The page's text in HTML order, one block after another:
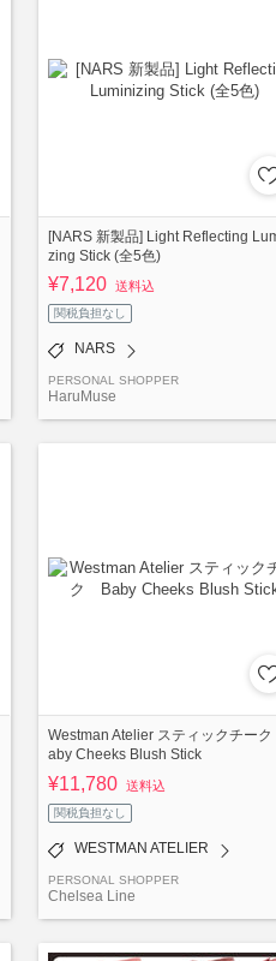
[NARS 新製品] Light Reflecting
zing Stick (全5色)
¥7,120 送料込
関税負担なし
NARS
PERSONAL SHOPPER
HaruMuse
Westman Atelier スティックチー
aby Cheeks Blush Stick
¥11,780 送料込
関税負担なし
WESTMAN ATELIER
PERSONAL SHOPPER
Chelsea Line